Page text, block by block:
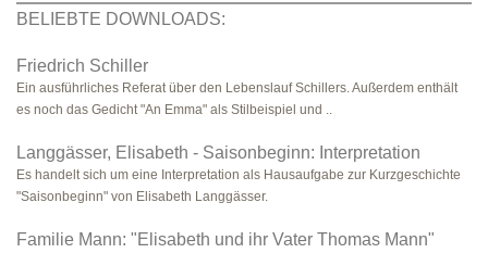
BELIEBTE DOWNLOADS:
Friedrich Schiller
Ein ausführliches Referat über den Lebenslauf Schillers. Außerdem enthält
es noch das Gedicht "An Emma" als Stilbeispiel und ..
Langgässer, Elisabeth - Saisonbeginn: Interpretation
Es handelt sich um eine Interpretation als Hausaufgabe zur Kurzgeschichte
"Saisonbeginn" von Elisabeth Langgässer.
Familie Mann: "Elisabeth und ihr Vater Thomas Mann"